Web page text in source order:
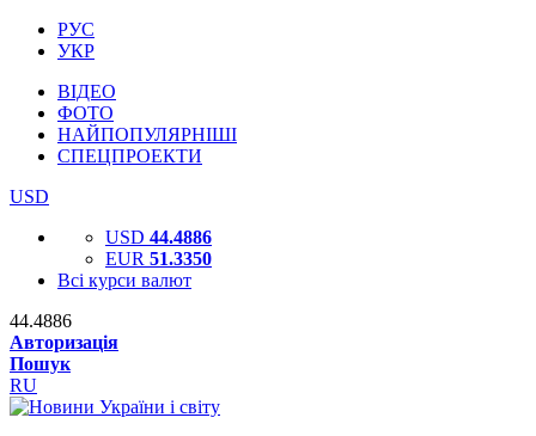
РУС
УКР
ВІДЕО
ФОТО
НАЙПОПУЛЯРНІШІ
СПЕЦПРОЕКТИ
USD
USD 44.4886
EUR 51.3350
Всі курси валют
44.4886
Авторизація
Пошук
RU